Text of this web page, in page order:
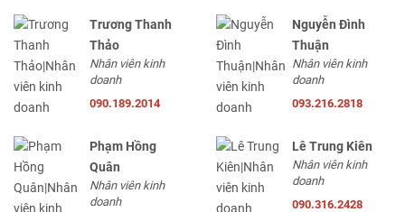
Trương Thanh
Thảo
Nhân viên kinh
doanh
090.189.2014
Nguyễn Đình
Thuận
Nhân viên kinh
doanh
093.216.2818
Phạm Hồng
Quân
Nhân viên kinh
doanh
Lê Trung Kiên
Nhân viên kinh
doanh
090.316.2428